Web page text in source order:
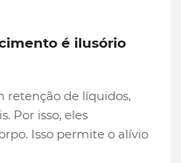
é ilusório
retenção de líquidos,
Por isso, eles
Isso permite o alívio